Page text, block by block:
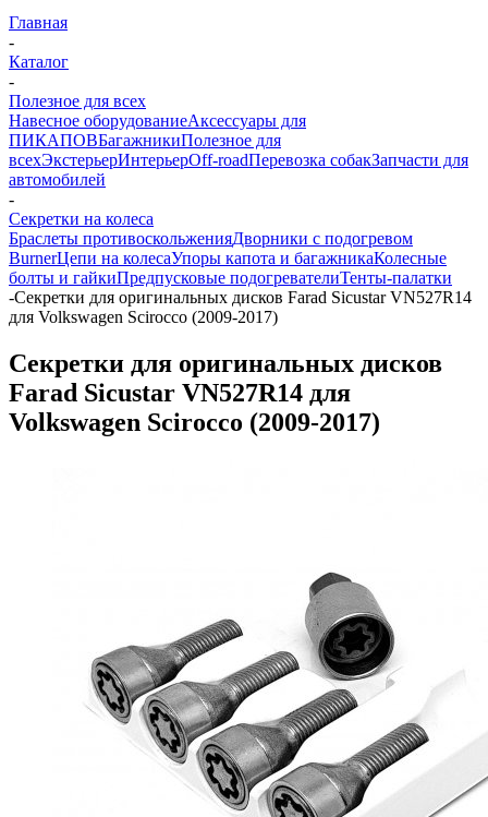
Главная
-
Каталог
-
Полезное для всех
Навесное оборудованиеАксессуары для
ПИКАПОВБагажникиПолезное для
всехЭкстерьерИнтерьерOff-roadПеревозка собакЗапчасти для
автомобилей
-
Секретки на колеса
Браслеты противоскольженияДворники с подогревом
BurnerЦепи на колесаУпоры капота и багажникаКолесные
болты и гайкиПредпусковые подогревателиТенты-палатки
-Секретки для оригинальных дисков Farad Sicustar VN527R14
для Volkswagen Scirocco (2009-2017)
Секретки для оригинальных дисков
Farad Sicustar VN527R14 для
Volkswagen Scirocco (2009-2017)